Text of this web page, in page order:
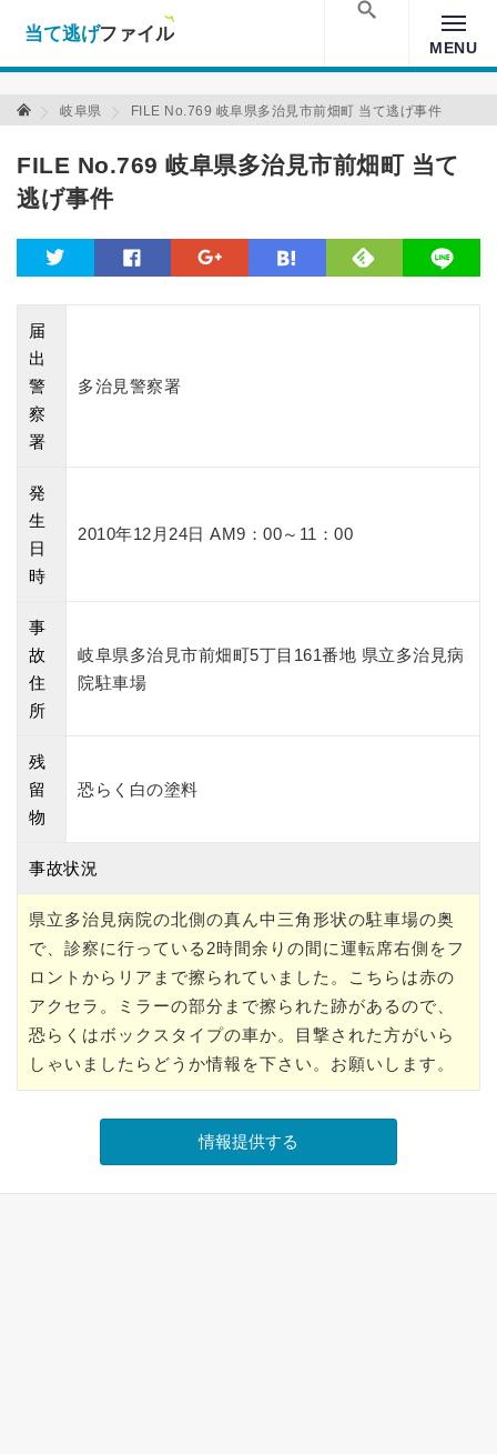
Warning: Undefined array key "amp" in
/home/xs157036/moon-
cross.com/public_html/wp/wp-content/themes/crossmastery-
MENU
当て逃げファイル 当て逃げファイル
岐阜県 FILE No.769 岐阜県多治見市前畑町 当て逃げ事件
FILE No.769 岐阜県多治見市前畑町 当て
逃げ事件
facebook line
届
出
警
察
署
多治見警察署
発
生
日
時
2010年12月24日 AM9：00～11：00
事
故
住
所
岐阜県多治見市前畑町5丁目161番地 県立多治見病
院駐車場
残
留
物
恐らく白の塗料
事故状況
県立多治見病院の北側の真ん中三角形状の駐車場の奥
で、診察に行っている2時間余りの間に運転席右側をフ
ロントからリアまで擦られていました。こちらは赤の
アクセラ。ミラーの部分まで擦られた跡があるので、
恐らくはボックスタイプの車か。目撃された方がいら
しゃいましたらどうか情報を下さい。お願いします。